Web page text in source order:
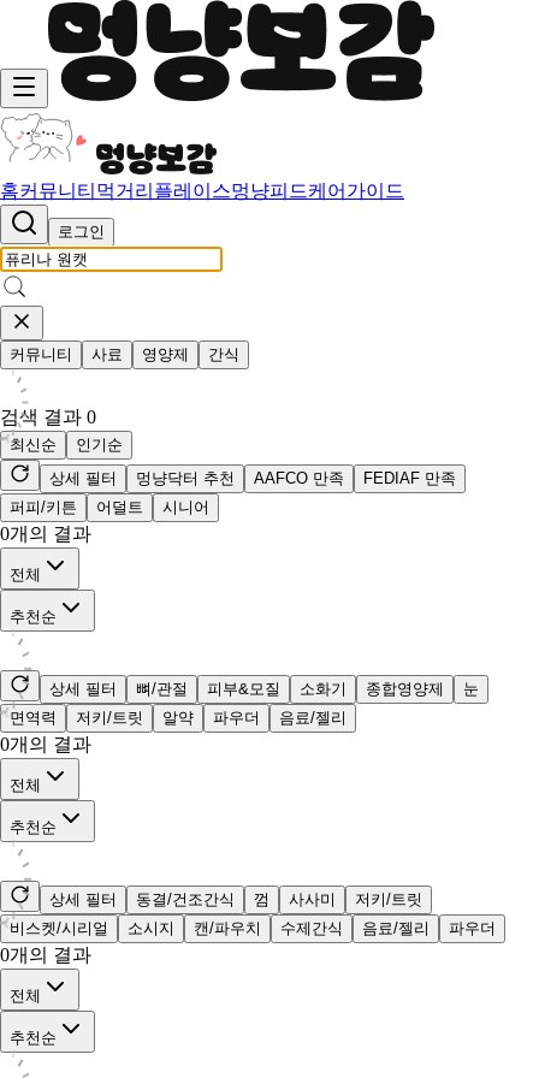
홈커뮤니티 먹거리 플레이스멍냥피드케어가이드
로그인
커뮤니티 사료 영양제 간식
검색 결과 0
최신순
인기순
상세 필터
멍냥닥터 추천 AAFCO 만족
FEDIAF 만족
퍼피/키튼
어덜트 시니어
0개의 결과
전체
추천순
상세 필터 뼈/관절 피부&모질 소화기 종합영양제
눈
면역력
저키/트릿 알약 파우더 음료/젤리
0개의 결과
전체
추천순
상세 필터 동결/건조간식 껌 사사미
저키/트릿
비스켓/시리얼
소시지 캔/파우치 수제간식 음료/젤리 파우더
0개의 결과
전체
추천순